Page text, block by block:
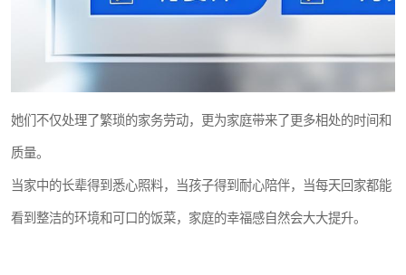
她们不仅处理了繁琐的家务劳动，更为家庭带来了更多相处的时间和
质量。
当家中的长辈得到悉心照料，当孩子得到耐心陪伴，当每天回家都能
看到整洁的环境和可口的饭菜，家庭的幸福感自然会大大提升。